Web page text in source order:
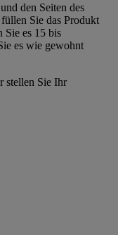
den Seiten des
Sie das Produkt
Sie es 15 bis
es wie gewohnt
stellen Sie Ihr